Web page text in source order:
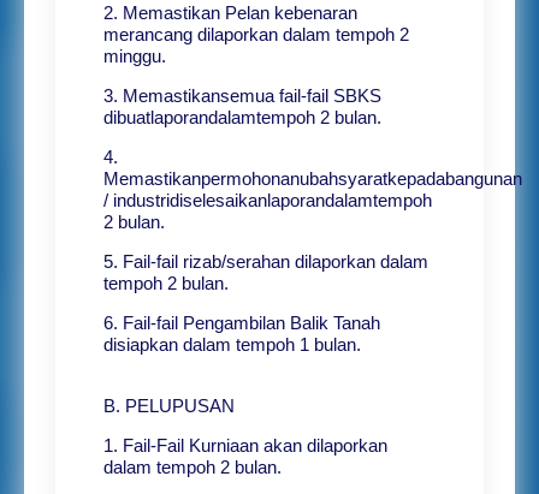
2. Memastikan Pelan kebenaran
merancang dilaporkan dalam tempoh 2
minggu.
3. Memastikansemua fail-fail SBKS
dibuatlaporandalamtempoh 2 bulan.
4.
Memastikanpermohonanubahsyaratkepadabangunan
/ industridiselesaikanlaporandalamtempoh
2 bulan.
5. Fail-fail rizab/serahan dilaporkan dalam
tempoh 2 bulan.
6. Fail-fail Pengambilan Balik Tanah
disiapkan dalam tempoh 1 bulan.
B. PELUPUSAN
1. Fail-Fail Kurniaan akan dilaporkan
dalam tempoh 2 bulan.